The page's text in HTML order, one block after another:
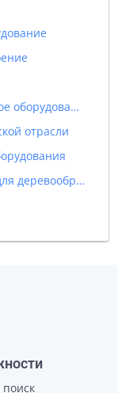
Электротехническое и энергетическое оборудование
отрасли
Оборудование, сырье и материалы для деревообрабатывающей промышленности